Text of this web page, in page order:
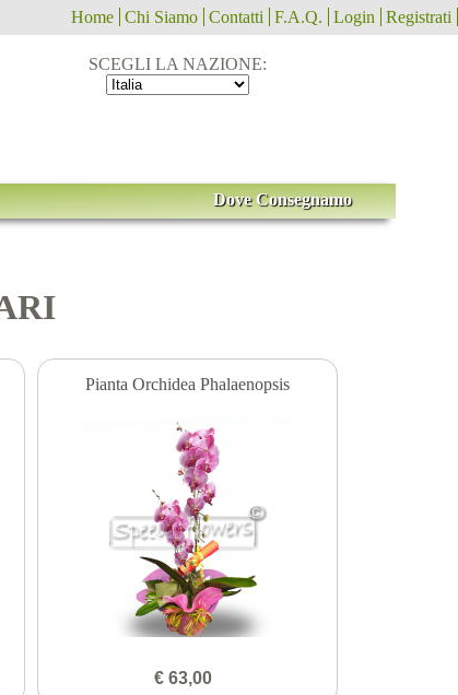
Home Chi Siamo Contatti F.A.Q. Login Registrati
SCEGLI LA NAZIONE:
Dove Consegnamo
Pianta Orchidea Phalaenopsis
€ 63,00